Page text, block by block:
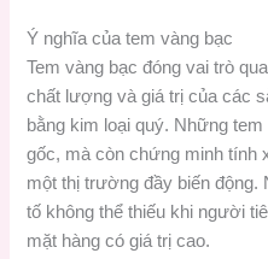
Ý nghĩa của tem vàng bạc
Tem vàng bạc đóng vai trò
chất lượng và giá trị của các
bằng kim loại quý. Những
gốc, mà còn chứng minh tính
một thị trường đầy biến động.
tố không thể thiếu khi người
mặt hàng có giá trị cao.